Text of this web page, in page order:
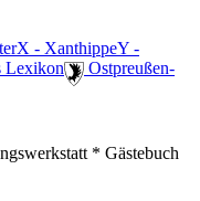
X - XanthippeY -
Lexikon
️ Ostpreußen-
* Gästebuch